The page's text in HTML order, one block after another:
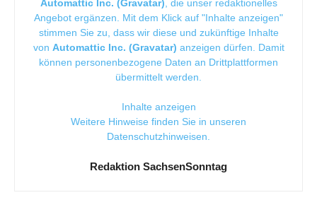
Automattic Inc. (Gravatar) , die unser redaktionelles
Angebot ergänzen. Mit dem Klick auf "Inhalte anzeigen"
stimmen Sie zu, dass wir diese und zukünftige Inhalte
von Automattic Inc. (Gravatar) anzeigen dürfen. Damit
können personenbezogene Daten an Drittplattformen
übermittelt werden.
Inhalte anzeigen
Weitere Hinweise finden Sie in unseren
Datenschutzhinweisen
Redaktion SachsenSonntag